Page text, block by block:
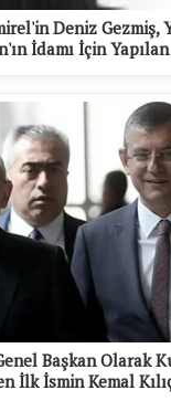
Deniz Gezmiş,
İdamı İçin
Başkan Olarak
İlk İsmin Kemal